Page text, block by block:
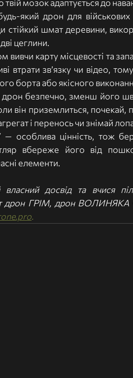
твій мозок адаптується до
який дрон для військових
стійкий шмат деревини,
цеглини.
карту місцевості та
втрати звʼязку чи відео,
борта або якісного
безпечно, зменш його
він приземлиться, почекай,
і перенось чи знімай
особлива цінність, тож
вбереже його від
елементи.
власний досвід та вчися
дрон ГРІМ, дрон
.